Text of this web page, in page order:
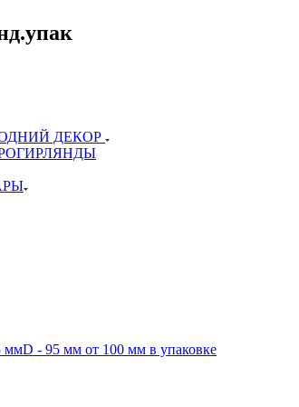
ДЕКОР
ммD - 95 мм от 100 мм в упаковке